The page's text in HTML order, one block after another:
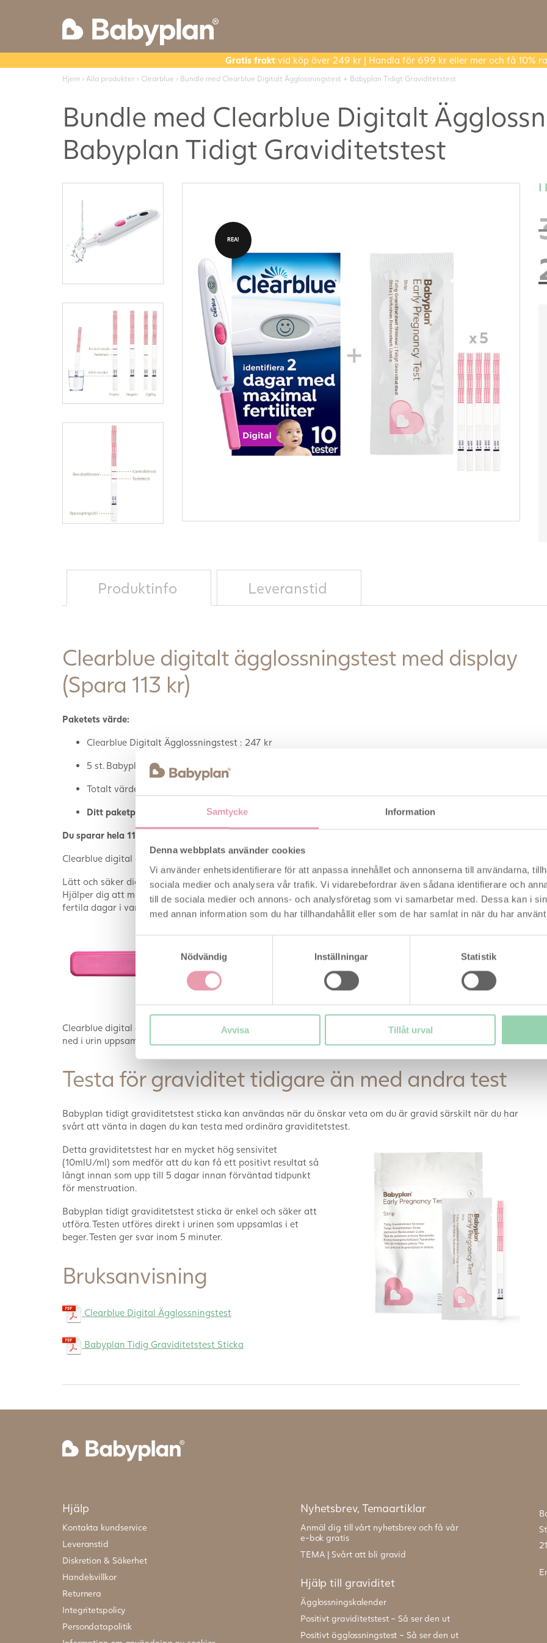
Gratis fraktvid köp över 249 kr | Handla för 699 kr eller mer och få 10%
Samtycke Information
Denna webbplats använder cookies
Vi använder enhetsidentifierare för att anpassa innehållet och annonserna till användarna,
sociala medier och analysera vår trafik. Vi vidarebefordrar även sådana identifierare och
till de sociala medier och annons- och analysföretag som vi samarbetar med. Dessa kan i
med annan information som du har tillhandahållit eller som de har samlat in när du har
Nödvändig
Inställningar Statistik
Avvisa Tillåt urval
Hjem › Alla produkter › Clearblue › Bundle med Clearblue Digitalt Ägglossningstest + Babyplan Tidigt Graviditetstest
Bundle med Clearblue Digitalt
Babyplan Tidigt Graviditetstest
REA!
I
Produktinfo Leveranstid
Clearblue digitalt ägglossningstest med display
(Spara 113 kr)
Paketets värde:
Clearblue Digitalt Ägglossningstest : 247 kr
5 st. Babyplan Tidigt Graviditetstest: 95 kr
Totalt värde: 3
Ditt paketpris: 229 kr
Du sparar hela 113 kr genom att köpa detta paket!
Clearblue digital ägglossningstest i 10 st. förpackning för dig där provar at bli gravid.
Lätt och säker digital ägglossningstest som visar om du är i din fruktbara period i den digitala displayen.
Hjälper dig att maximera dina chanser att bli gravid på naturlig väg genom att identifiera dina två mest
fertila dagar i varje cykel.
På just det här ägglossningstestet visas det en smiley när du får ett positivt resultat
Clearblue digital ägglossningstest utföres lätt och hygienisk ved at föra testen direkt in i urinstrålen, eller
ned i urin uppsamlad i et beger.
Testa för graviditet tidigare än med andra test
Babyplan tidigt graviditetstest sticka kan användas när du önskar veta om du är gravid särskilt när du har
svårt att vänta in dagen du kan testa med ordinära graviditetstest.
Detta graviditetstest har en mycket hög sensivitet
(10mlU/ml) som medför att du kan få ett positivt resultat så
långt innan som upp till 5 dagar innan förväntad tidpunkt
för menstruation.
Babyplan tidigt graviditetstest sticka är enkel och säker att
utföra. Testen utföres direkt i urinen som uppsamlas i et
beger. Testen ger svar inom 5 minuter.
Bruksanvisning
Clearblue Digital Ägglossningstest
Babyplan Tidig Graviditetstest Sticka
Hjälp
Kontakta kundservice
Leveranstid
Diskretion & Säkerhet
Handelsvillkor
Returnera
Integritetspolicy
Persondatapolitik
Nyhetsbrev, Temaartiklar
Anmäl dig till vårt nyhetsbrev och få vår
e-bok gratis
TEMA | Svårt att bli gravid
Hjälp till graviditet
Ägglossningskalender
Positivt graviditetstest – Så ser den ut
Positivt ägglossningstest – Så ser den ut